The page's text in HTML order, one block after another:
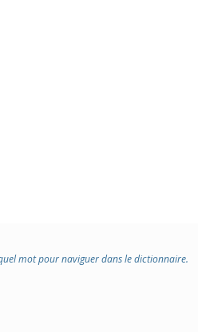
mot pour naviguer dans le dictionnaire.